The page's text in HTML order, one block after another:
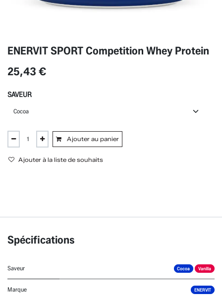
ENERVIT SPORT Competition Whey Protein
25,43 €
SAVEUR
Ajouter au panier
Ajouter à la liste de souhaits
Spécifications
Saveur Cocoa Vanilla
Marque ENERVIT